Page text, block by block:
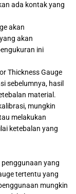
ada kontak yang
akan
akan
ini
Thickness Gauge
sebelumnya, hasil
material.
mungkin
melakukan
ketebalan yang
yang
tertentu yang
mungkin